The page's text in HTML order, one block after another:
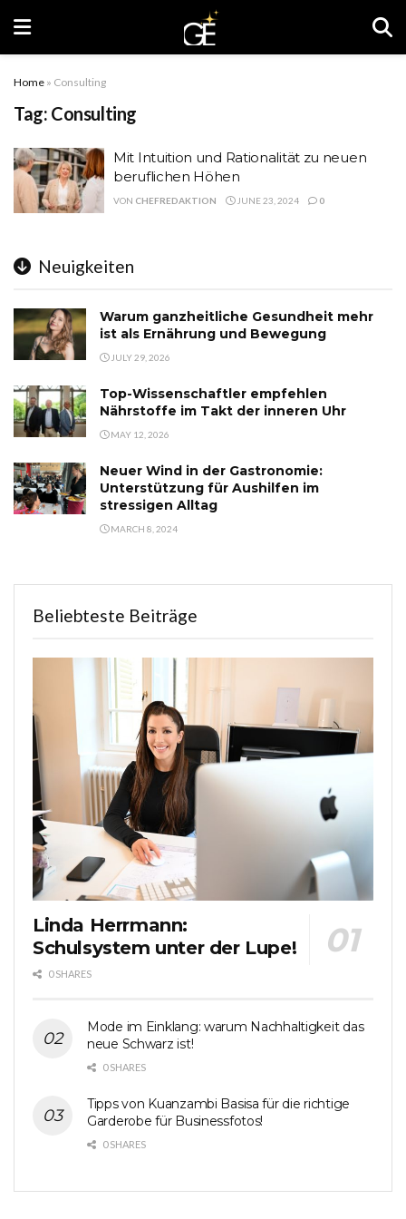
Home » Consulting
Tag: Consulting
Mit Intuition und Rationalität zu neuen
beruflichen Höhen
VON CHEFREDAKTION JUNE 23, 2024 0
Neuigkeiten
Warum ganzheitliche Gesundheit mehr
ist als Ernährung und Bewegung
JULY 29, 2026
Top-Wissenschaftler empfehlen
Nährstoffe im Takt der inneren Uhr
MAY 12, 2026
Neuer Wind in der Gastronomie:
Unterstützung für Aushilfen im
stressigen Alltag
MARCH 8, 2024
Beliebteste Beiträge
Linda Herrmann:
Schulsystem unter der Lupe!
0 SHARES
Mode im Einklang: warum Nachhaltigkeit das
neue Schwarz ist!
0 SHARES
Tipps von Kuanzambi Basisa für die richtige
Garderobe für Businessfotos!
0 SHARES